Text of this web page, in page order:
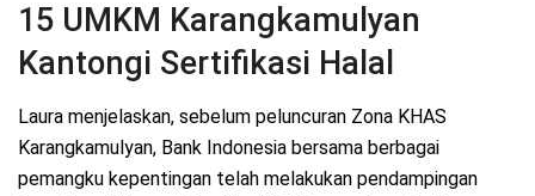
15 UMKM Karangkamulyan
Kantongi Sertifikasi Halal
Laura menjelaskan, sebelum peluncuran Zona KHAS
Karangkamulyan, Bank Indonesia bersama berbagai
pemangku kepentingan telah melakukan pendampingan